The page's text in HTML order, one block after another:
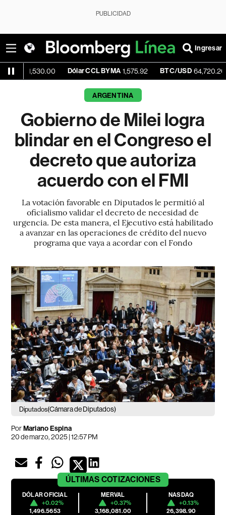
PUBLICIDAD
Ingresar
Dólar CCL BYMA 1,575.92 BTC/USD 64,720.26 -0.10%
ARGENTINA
Gobierno de Milei logra
blindar en el Congreso el
decreto que autoriza
acuerdo con el FMI
La votación favorable en Diputados le permitió al
oficialismo validar el decreto de necesidad de
urgencia. De esta manera, el Ejecutivo está habilitado
a avanzar en las operaciones de crédito del nuevo
programa que vaya a acordar con el Fondo
Diputados(Cámara de Diputados)
PorMariano Espina
20 de marzo, 2025 | 12:57 PM
ÚLTIMAS COTIZACIONES
DÓLAR OFICIAL
+0.02%
1,496.5653
MERVAL
+0.37%
3,168,081.00
NASDAQ
+0.13%
26,398.90